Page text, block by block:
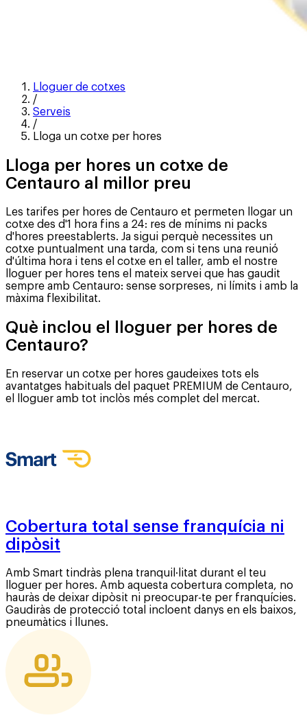
Lloguer de cotxes
/
Serveis
/
Lloga un cotxe per hores
Lloga per hores un cotxe de
Centauro al millor preu
Les tarifes per hores de Centauro et permeten llogar un
cotxe des d'1 hora fins a 24: res de mínims ni packs
d'hores preestablerts. Ja sigui perquè necessites un
cotxe puntualment una tarda, com si tens una reunió
d'última hora i tens el cotxe en el taller, amb el nostre
lloguer per hores tens el mateix servei que has gaudit
sempre amb Centauro: sense sorpreses, ni límits i amb la
màxima flexibilitat.
Què inclou el lloguer per hores de
Centauro?
En reservar un cotxe per hores gaudeixes tots els
avantatges habituals del paquet PREMIUM de Centauro,
el lloguer amb tot inclòs més complet del mercat.
Cobertura total sense franquícia ni
dipòsit
Amb Smart tindràs plena tranquil·litat durant el teu
lloguer per hores. Amb aquesta cobertura completa, no
hauràs de deixar dipòsit ni preocupar-te per franquícies.
Gaudiràs de protecció total incloent danys en els baixos,
pneumàtics i llunes.